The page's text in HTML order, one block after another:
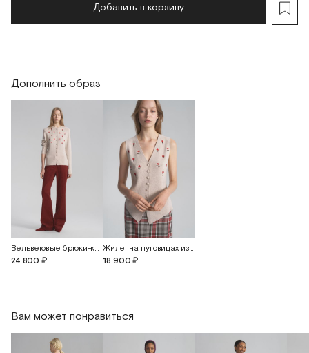
Добавить в корзину
Дополнить образ
Вельветовые брюки-клеш свободного кроя
24 800 ₽
Жилет на пуговицах из кашемира и шелка с вышивкой
18 900 ₽
Вам может понравиться